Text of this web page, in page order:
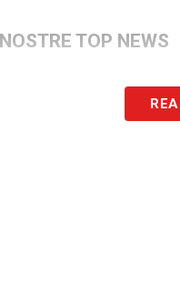
TOP NEWS